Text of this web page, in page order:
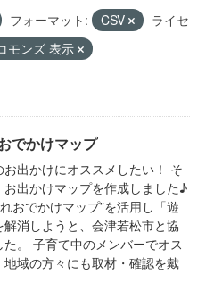
フォーマット: CSV
ライセ
モンズ 表示
でかけマップ
出かけにオススメしたい！ そ
出かけマップを作成しました♪
おでかけマップ”を活用し「遊
消しようと、会津若松市と協
。 子育て中のメンバーでオス
域の方々にも取材・確認を戴